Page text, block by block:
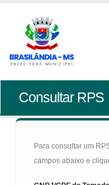
Consultar RPS
Para consultar um
campos abaixo e